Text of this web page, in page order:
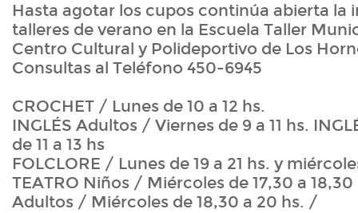
Hasta agotar los cupos continúa abierta la
talleres de verano en la Escuela Taller
Centro Cultural y Polideportivo de Los
Consultas al Teléfono 450-6945
CROCHET / Lunes de 10 a 12 hs.
INGLÉS Adultos / Viernes de 9 a 11 hs.
de 11 a 13 hs
FOLCLORE / Lunes de 19 a 21 hs. y
TEATRO Niños / Miércoles de 17,30 a 18,30
Adultos / Miércoles de 18,30 a 20 hs. /